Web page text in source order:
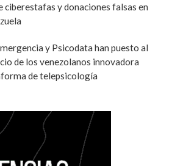
ciberestafas y donaciones falsas en
y Psicodata han puesto al
de los venezolanos innovadora
de telepsicología